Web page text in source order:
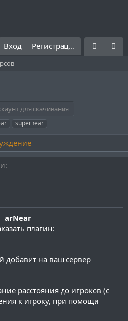
Что нового? Правила
Вход Регистрация
для скачивания
supernear
arNear
плагин:
добавит на ваш сервер
расстояния до игроков (с
к игроку, при помощи